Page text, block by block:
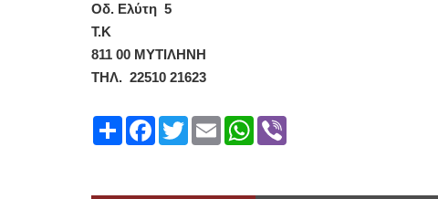
Οδ. Ελύτη 5
Τ.Κ
811 00 ΜΥΤΙΛΗΝΗ
ΤΗΛ. 22510 21623
ShareFacebook
TwitterEmailWhatsApp
Viber